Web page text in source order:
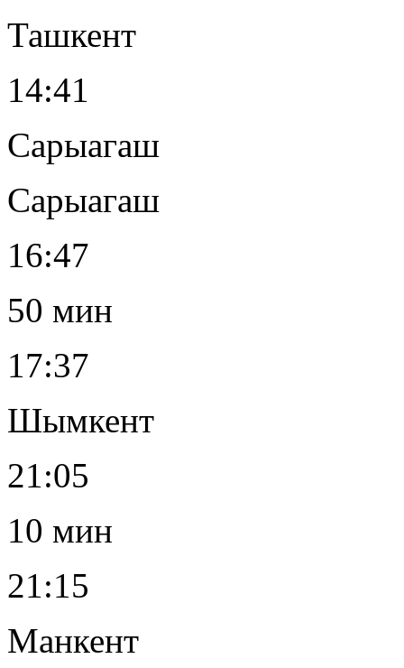
Ташкент
14:41
Сарыагаш
Сарыагаш
16:47
50 мин
17:37
Шымкент
21:05
10 мин
21:15
Манкент